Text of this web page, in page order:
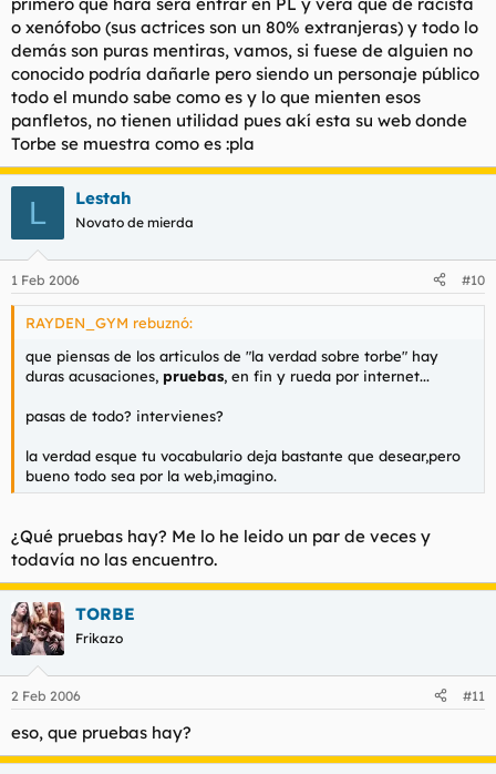
o xenófobo (sus actrices son un 80% extranjeras) y todo lo
demás son puras mentiras, vamos, si fuese de alguien no
conocido podría dañarle pero siendo un personaje público
todo el mundo sabe como es y lo que mienten esos
panfletos, no tienen utilidad pues akí esta su web donde
Torbe se muestra como es :pla
L Lestah
Novato de mierda
1 Feb 2006 #10
RAYDEN_GYM rebuznó:
que piensas de los articulos de "la verdad sobre torbe" hay
duras acusaciones, pruebas, en fin y rueda por internet...
pasas de todo? intervienes?
la verdad esque tu vocabulario deja bastante que desear,pero
bueno todo sea por la web,imagino.
¿Qué pruebas hay? Me lo he leido un par de veces y
todavía no las encuentro.
TORBE
Frikazo
2 Feb 2006 #11
eso, que pruebas hay?